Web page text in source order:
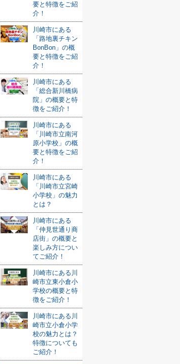
要と特徴をご紹
介！
川崎市にある
「路地裏チキン
BonBon」の概
要と特徴をご紹
介！
川崎市にある
「総合新川橋病
院」の概要と特
徴をご紹介！
川崎市にある
「川崎市立南河
原小学校」の概
要と特徴をご紹
介！
川崎市にある
「川崎市立宮崎
小学校」の魅力
とは？
川崎市にある
「仲見世通り商
店街」の概要と
楽しみ方につい
てご紹介！
川崎市にある川
崎市立東小倉小
学校の概要と特
徴をご紹介！
川崎市にある川
崎市立小倉小学
校の魅力とは？
特徴についても
ご紹介！